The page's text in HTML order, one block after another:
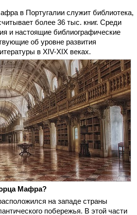
в Португалии служит библиотека,
более 36 тыс. книг. Среди
и настоящие библиографические
об уровне развития
в XIV-XIX веках.
Мафра?
на западе страны
побережья. В этой части